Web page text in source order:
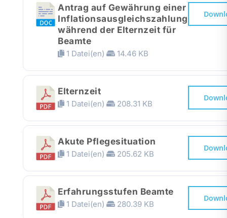
Antrag auf Gewährung einer
Inflationsausgleichszahlung
während der Elternzeit für
Beamte
1 Datei(en) 14.46 KB
Elternzeit
1 Datei(en) 208.31 KB
Akute Pflegesituation
1 Datei(en) 205.62 KB
Erfahrungsstufen Beamte
1 Datei(en) 280.39 KB